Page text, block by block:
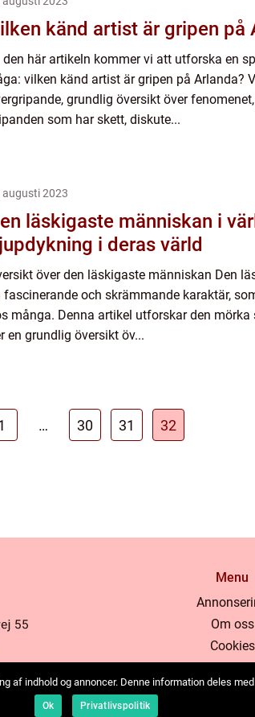
känd artist är gripen på
den här artikeln kommer vi att utforska en
vilken känd artist är gripen på Arlanda?
grundlig översikt över
som har skett, diskute...
augusti 2023
läskigaste människan i
i deras värld
över den läskigaste människan Den
fascinerande och skrämmande karaktär,
många. Denna artikel utforskar den
en grundlig översikt öv...
… 30 31 32
Menu
Om oss
Cookies
Kontakta
Sitemap
af indhold og annoncer. Denne information deles
Ok Privatlivspolitik